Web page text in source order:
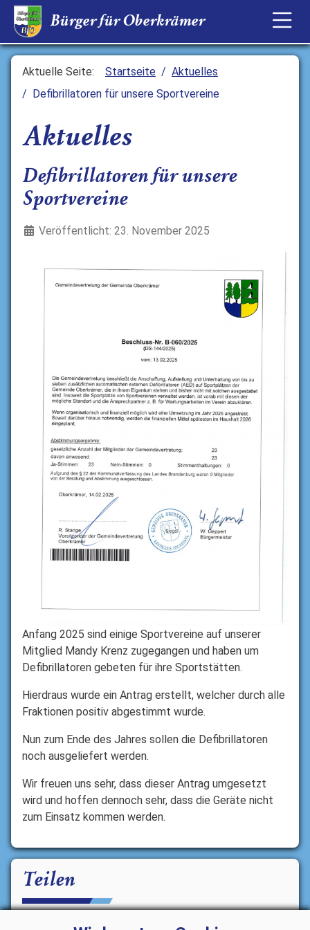
BfO
Bürger für
Oberkrämer
Bürger für Oberkrämer
Aktuelle Seite: Startseite
Aktuelles
Defibrillatoren für unsere Sportvereine
Aktuelles
Defibrillatoren für unsere
Sportvereine
Details
Veröffentlicht: 23. November 2025
Anfang 2025 sind einige Sportvereine auf unserer
Mitglied Mandy Krenz zugegangen und haben um
Defibrillatoren gebeten für ihre Sportstätten.
Hierdraus wurde ein Antrag erstellt, welcher durch alle
Fraktionen positiv abgestimmt wurde.
Nun zum Ende des Jahres sollen die Defibrillatoren
noch ausgeliefert werden.
Wir freuen uns sehr, dass dieser Antrag umgesetzt
wird und hoffen dennoch sehr, dass die Geräte nicht
zum Einsatz kommen werden.
Teilen